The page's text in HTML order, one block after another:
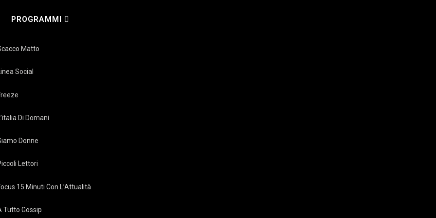
PROGRAMMI
Matto
Social
L’italia Di Domani
Donne
Lettori
15 Minuti Con L’Attualità
Tutto Gossip